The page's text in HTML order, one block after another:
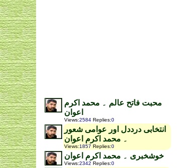
محبت فاتح عالم ۔ محمد اکرم
اعوان
Views:2584 Replies:0
انتخابی درددل اور عوامی شعور
۔ محمد اکرم اعوان
Views:1857 Replies:0
خوشخبری ۔ محمد اکرم اعوان
Views:2342 Replies:0